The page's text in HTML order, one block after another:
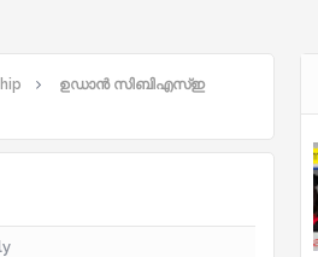
ഉഡാൻ സിബിഎസ്ഇ